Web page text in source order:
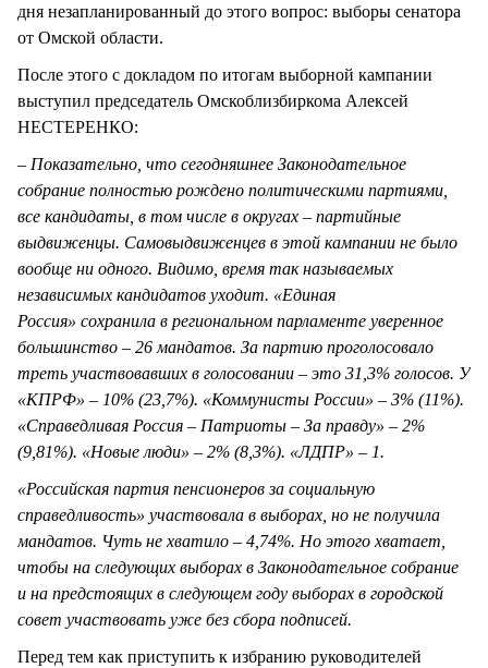
дня незапланированный до этого вопрос: выборы сенатора
от Омской области.
После этого с докладом по итогам выборной кампании
выступил председатель Омскоблизбиркома Алексей
НЕСТЕРЕНКО:
– Показательно, что сегодняшнее Законодательное
собрание полностью рождено политическими партиями,
все кандидаты, в том числе в округах – партийные
выдвиженцы. Самовыдвиженцев в этой кампании не было
вообще ни одного. Видимо, время так называемых
независимых кандидатов уходит. «Единая
Россия» сохранила в региональном парламенте уверенное
большинство – 26 мандатов. За партию проголосовало
треть участвовавших в голосовании – это 31,3% голосов. У
«КПРФ» – 10% (23,7%). «Коммунисты России» – 3% (11%).
«Справедливая Россия – Патриоты – За правду» – 2%
(9,81%). «Новые люди» – 2% (8,3%). «ЛДПР» – 1.
«Российская партия пенсионеров за социальную
справедливость» участвовала в выборах, но не получила
мандатов. Чуть не хватило – 4,74%. Но этого хватает,
чтобы на следующих выборах в Законодательное собрание
и на предстоящих в следующем году выборах в городской
совет участвовать уже без сбора подписей.
Перед тем как приступить к избранию руководителей